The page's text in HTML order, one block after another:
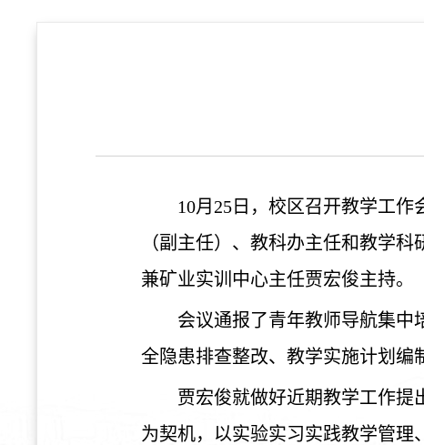
10月25日，校区召开教学工
（副主任）、教科办主任和教学
兼矿业实训中心主任贾宏俊主持。
会议通报了青年教师导航集中
全隐患排查整改、教学实施计划编
贾宏俊就做好近期教学工作
为契机，以实验实习实践教学管